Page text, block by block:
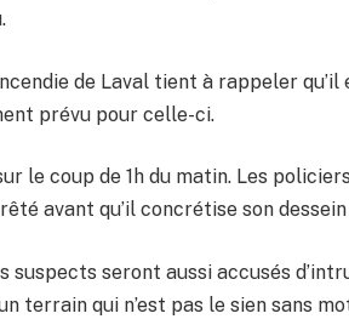
de Laval tient à rappeler
prévu pour celle-ci.
le coup de 1h du matin. Les
avant qu’il concrétise son
suspects seront aussi accusés
terrain qui n’est pas le sien sans